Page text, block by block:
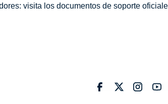
visita los documentos de soporte